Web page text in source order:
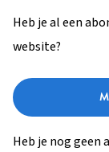
Heb je al een
website?
Heb je nog geen